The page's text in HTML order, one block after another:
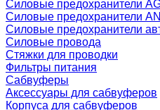
Силовые предохранители
Силовые предохранители
Силовые предохранители
Силовые провода
Стяжки для проводки
Фильтры питания
Сабвуферы
Аксессуары для сабвуферов
Корпуса для сабвуферов